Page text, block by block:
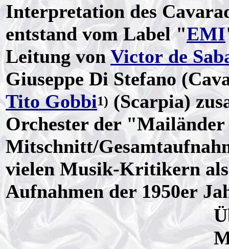
Interpretation des
entstand vom Label "EMI
Leitung vonVictor de
Giuseppe Di Stefano
Tito Gobbi1) (Scarpia)
Orchester der "Mailänder
Mitschnitt/
vielen Musik-Kritikern als
Aufnahmen der 1950er